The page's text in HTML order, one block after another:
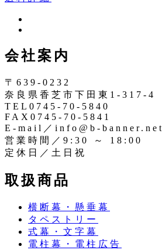
タ
ス
会社案内
〒639-0232
奈良県香芝市下田東1-317-4
TEL0745-70-5840
FAX0745-70-5841
E-mail／info@b-banner.net
営業時間／9:30 ～ 18:00
定休日／土日祝
取扱商品
横断幕・懸垂幕
タペストリー
式幕・文字幕
電柱幕・電柱広告